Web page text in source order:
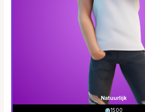
Natuurlijk
1500